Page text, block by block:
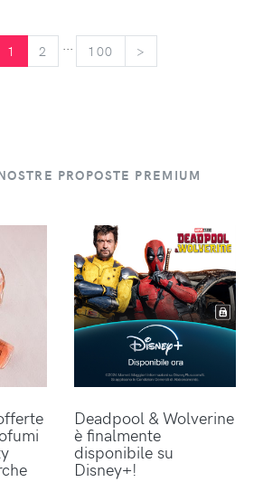
1 2 ... 100 >
PROPOSTE PREMIUM
Deadpool & Wolverine
è finalmente
disponibile su
Disney+!